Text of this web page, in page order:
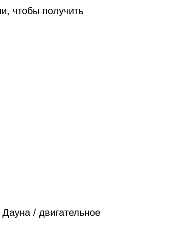
чтобы получить
/ двигательное